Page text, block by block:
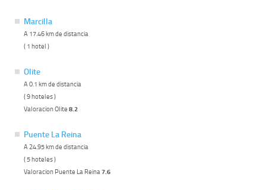
Marcilla
A 17.46 km de distancia
( 1 hotel )
Olite
A 0.1 km de distancia
( 9 hoteles )
Valoracion Olite 8.2
Puente La Reina
A 24.95 km de distancia
( 5 hoteles )
Valoracion Puente La Reina 7.6